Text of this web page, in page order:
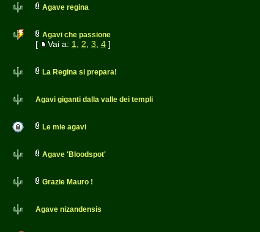
Agave regina
Agavi che passione
[ Vai a: 1 2 3 4]
La Regina si prepara!
Agavi giganti dalla valle dei templi
Le mie agavi
Agave 'Bloodspot'
Grazie Mauro !
Agave nizandensis